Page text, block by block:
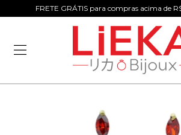
FRETE GRÁTIS para compras acima de